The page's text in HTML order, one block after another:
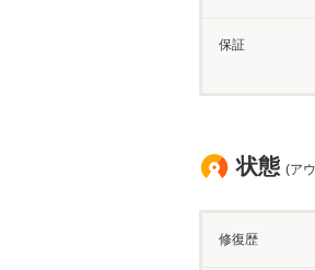
保証
状態 (ア
修復歴